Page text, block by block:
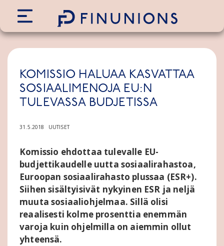
KOMISSIO HALUAA KASVATTAA
SOSIAALIMENOJA EU:N
TULEVASSA BUDJETISSA
31.5.2018 UUTISET
Komissio ehdottaa tulevalle EU-
budjettikaudelle uutta sosiaalirahastoa,
Euroopan sosiaalirahasto plussaa (ESR+).
Siihen sisältyisivät nykyinen ESR ja neljä
muuta sosiaaliohjelmaa. Sillä olisi
reaalisesti kolme prosenttia enemmän
varoja kuin ohjelmilla on aiemmin ollut
yhteensä.